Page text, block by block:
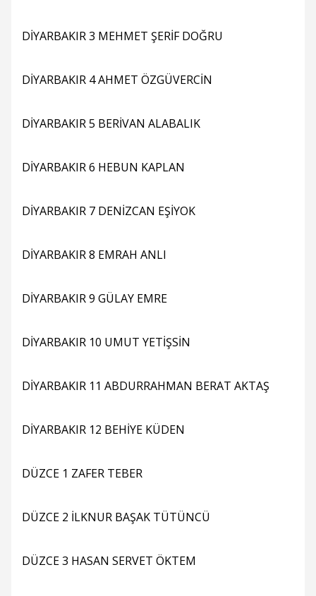
DİYARBAKIR 3 MEHMET ŞERİF DOĞRU
DİYARBAKIR 4 AHMET ÖZGÜVERCİN
DİYARBAKIR 5 BERİVAN ALABALIK
DİYARBAKIR 6 HEBUN KAPLAN
DİYARBAKIR 7 DENİZCAN EŞİYOK
DİYARBAKIR 8 EMRAH ANLI
DİYARBAKIR 9 GÜLAY EMRE
DİYARBAKIR 10 UMUT YETİŞSİN
DİYARBAKIR 11 ABDURRAHMAN BERAT AKTAŞ
DİYARBAKIR 12 BEHİYE KÜDEN
DÜZCE 1 ZAFER TEBER
DÜZCE 2 İLKNUR BAŞAK TÜTÜNCÜ
DÜZCE 3 HASAN SERVET ÖKTEM